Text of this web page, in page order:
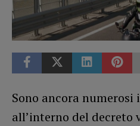
Sono ancora
all’interno del decreto